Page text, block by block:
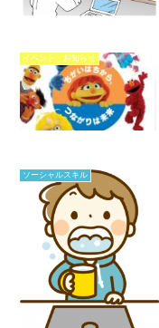
イベント・お知らせ
ソーシャルスキル